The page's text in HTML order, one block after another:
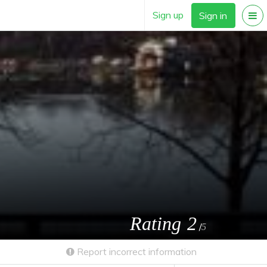
Sign up Sign in
Rating 2 /5
Report incorrect information